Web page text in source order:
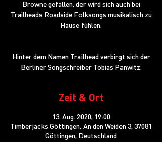
Browne gefallen, der wird sich auch bei
Trailheads Roadside Folksongs musikalisch zu
Hause fühlen.
Hinter dem Namen Trailhead verbirgt sich der
Berliner Songschreiber Tobias Panwitz.
Zeit & Ort
13. Aug. 2020, 19:00
Timberjacks Göttingen, An den Weiden 3, 37081
Göttingen, Deutschland